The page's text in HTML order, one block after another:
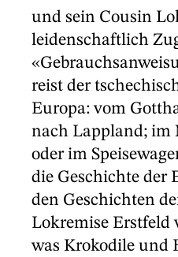
und sein Cousin
leidenschaftlich
reist der
Europa: vom
nach Lappland; im
oder im
die Geschichte der
den Geschichten
Lokremise Erstfeld
was Krokodile und